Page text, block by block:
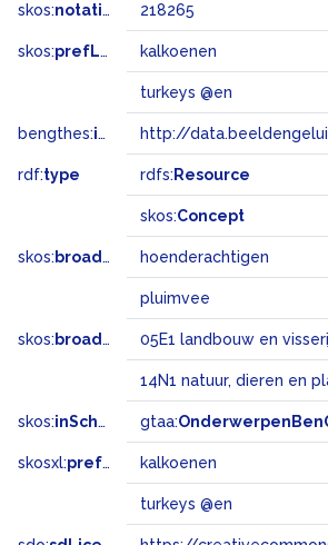
skos:notation 218265
skos:prefLabel kalkoenen
turkeys @en
bengthes:inSet http://
rdf:type rdfs: Resource
skos:Concept
skos: broader hoenderachtigen
pluimvee
skos: broadMatch 05E1 landbouw en
14N1 natuur, dieren en
skos:inScheme gtaa:
skosxl:prefLabel kalkoenen
turkeys @en